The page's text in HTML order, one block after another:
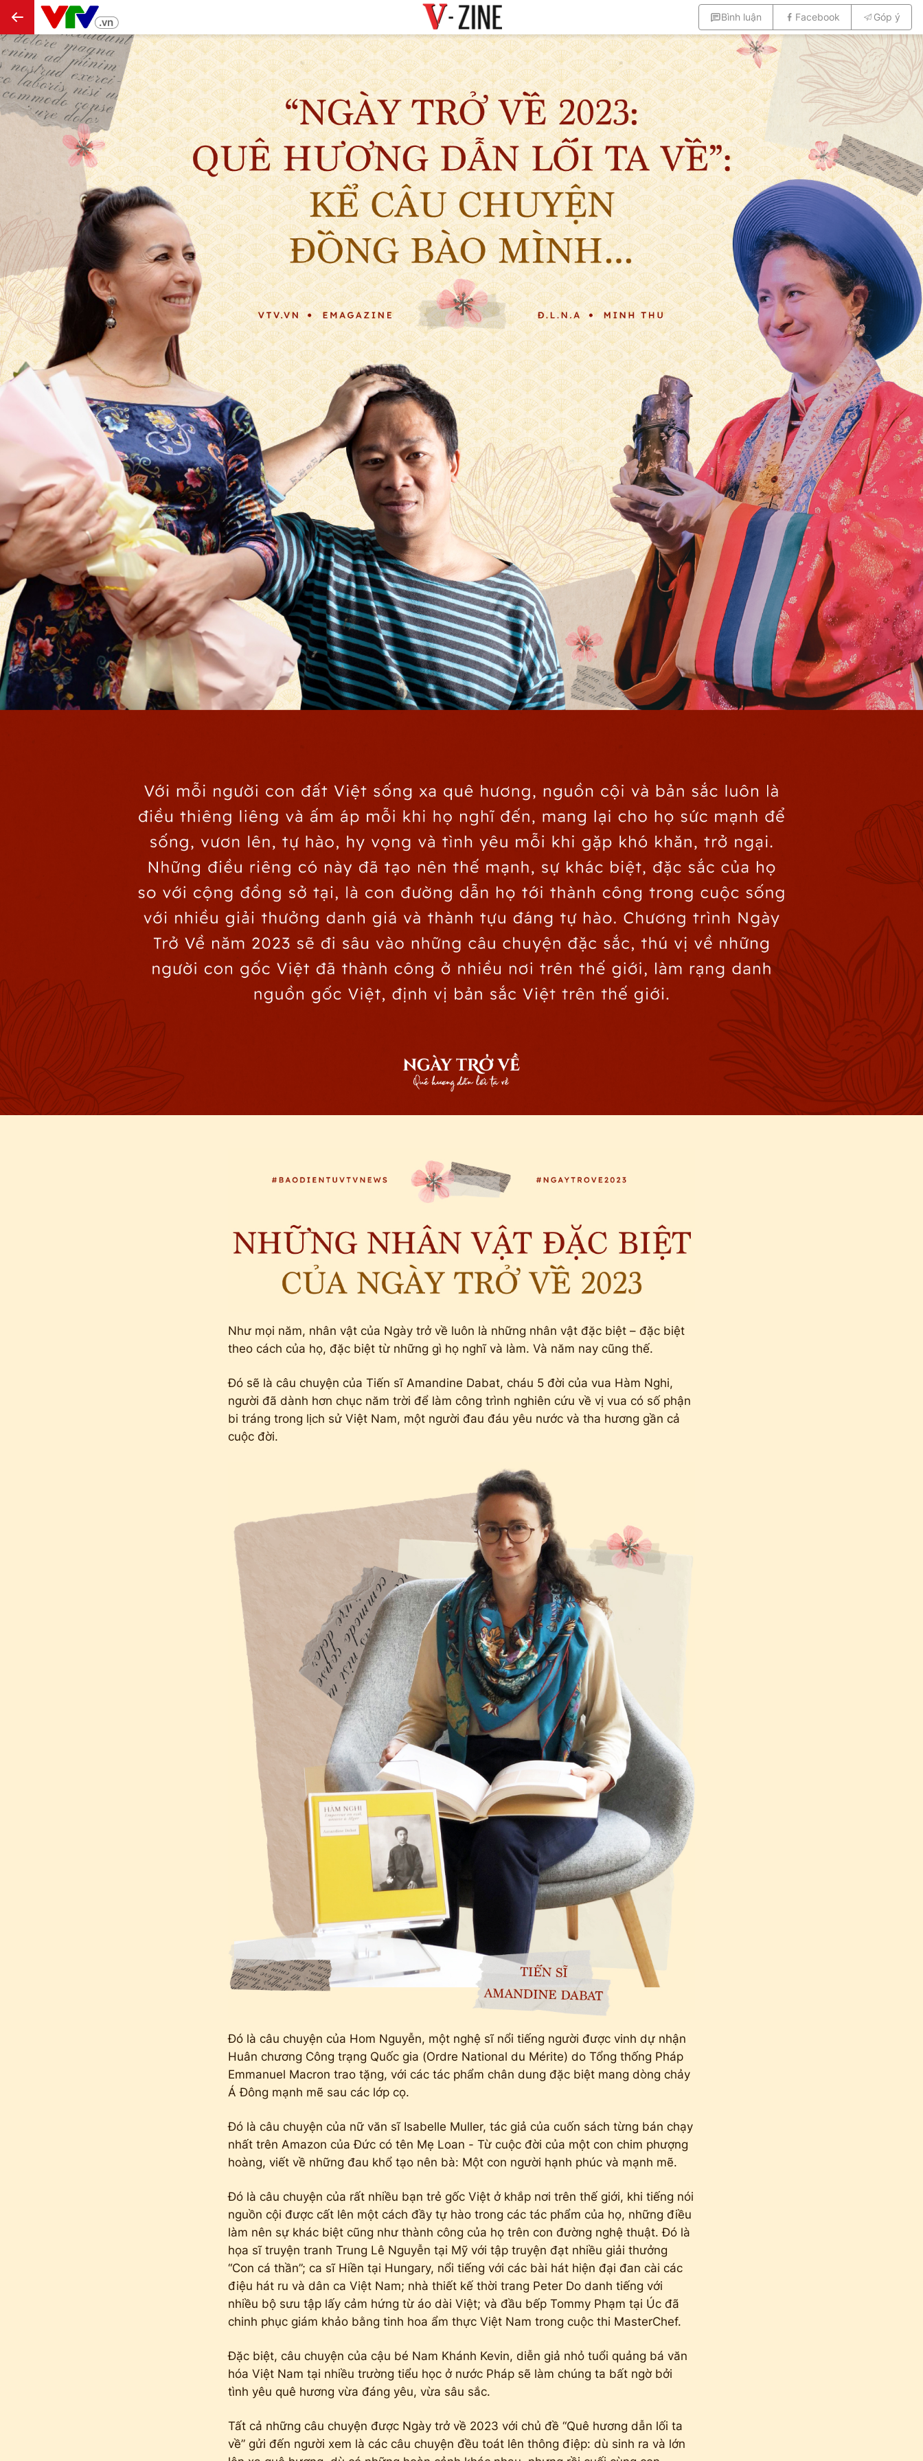
Bình luận Facebook Góp ý
Như mọi năm, nhân vật của Ngày trở về luôn là những nhân vật đặc biệt – đặc biệt
theo cách của họ, đặc biệt từ những gì họ nghĩ và làm. Và năm nay cũng thế.
Đó sẽ là câu chuyện của Tiến sĩ Amandine Dabat, cháu 5 đời của vua Hàm Nghi,
người đã dành hơn chục năm trời để làm công trình nghiên cứu về vị vua có số phận
bi tráng trong lịch sử Việt Nam, một người đau đáu yêu nước và tha hương gần cả
cuộc đời.
Đó là câu chuyện của Hom Nguyễn, một nghệ sĩ nổi tiếng người được vinh dự nhận
Huân chương Công trạng Quốc gia (Ordre National du Mérite) do Tổng thống Pháp
Emmanuel Macron trao tặng, với các tác phẩm chân dung đặc biệt mang dòng chảy
Á Đông mạnh mẽ sau các lớp cọ.
Đó là câu chuyện của nữ văn sĩ Isabelle Muller, tác giả của cuốn sách từng bán chạy
nhất trên Amazon của Đức có tên Mẹ Loan - Từ cuộc đời của một con chim phượng
hoàng, viết về những đau khổ tạo nên bà: Một con người hạnh phúc và mạnh mẽ.
Đó là câu chuyện của rất nhiều bạn trẻ gốc Việt ở khắp nơi trên thế giới, khi tiếng nói
nguồn cội được cất lên một cách đầy tự hào trong các tác phẩm của họ, những điều
làm nên sự khác biệt cũng như thành công của họ trên con đường nghệ thuật. Đó là
họa sĩ truyện tranh Trung Lê Nguyễn tại Mỹ với tập truyện đạt nhiều giải thưởng
“Con cá thần”; ca sĩ Hiền tại Hungary, nổi tiếng với các bài hát hiện đại đan cài các
điệu hát ru và dân ca Việt Nam; nhà thiết kế thời trang Peter Do danh tiếng với
nhiều bộ sưu tập lấy cảm hứng từ áo dài Việt; và đầu bếp Tommy Phạm tại Úc đã
chinh phục giám khảo bằng tinh hoa ẩm thực Việt Nam trong cuộc thi MasterChef.
Đặc biệt, câu chuyện của cậu bé Nam Khánh Kevin, diễn giả nhỏ tuổi quảng bá văn
hóa Việt Nam tại nhiều trường tiểu học ở nước Pháp sẽ làm chúng ta bất ngờ bởi
tình yêu quê hương vừa đáng yêu, vừa sâu sắc.
Tất cả những câu chuyện được Ngày trở về 2023 với chủ đề “Quê hương dẫn lối ta
về” gửi đến người xem là các câu chuyện đều toát lên thông điệp: dù sinh ra và lớn